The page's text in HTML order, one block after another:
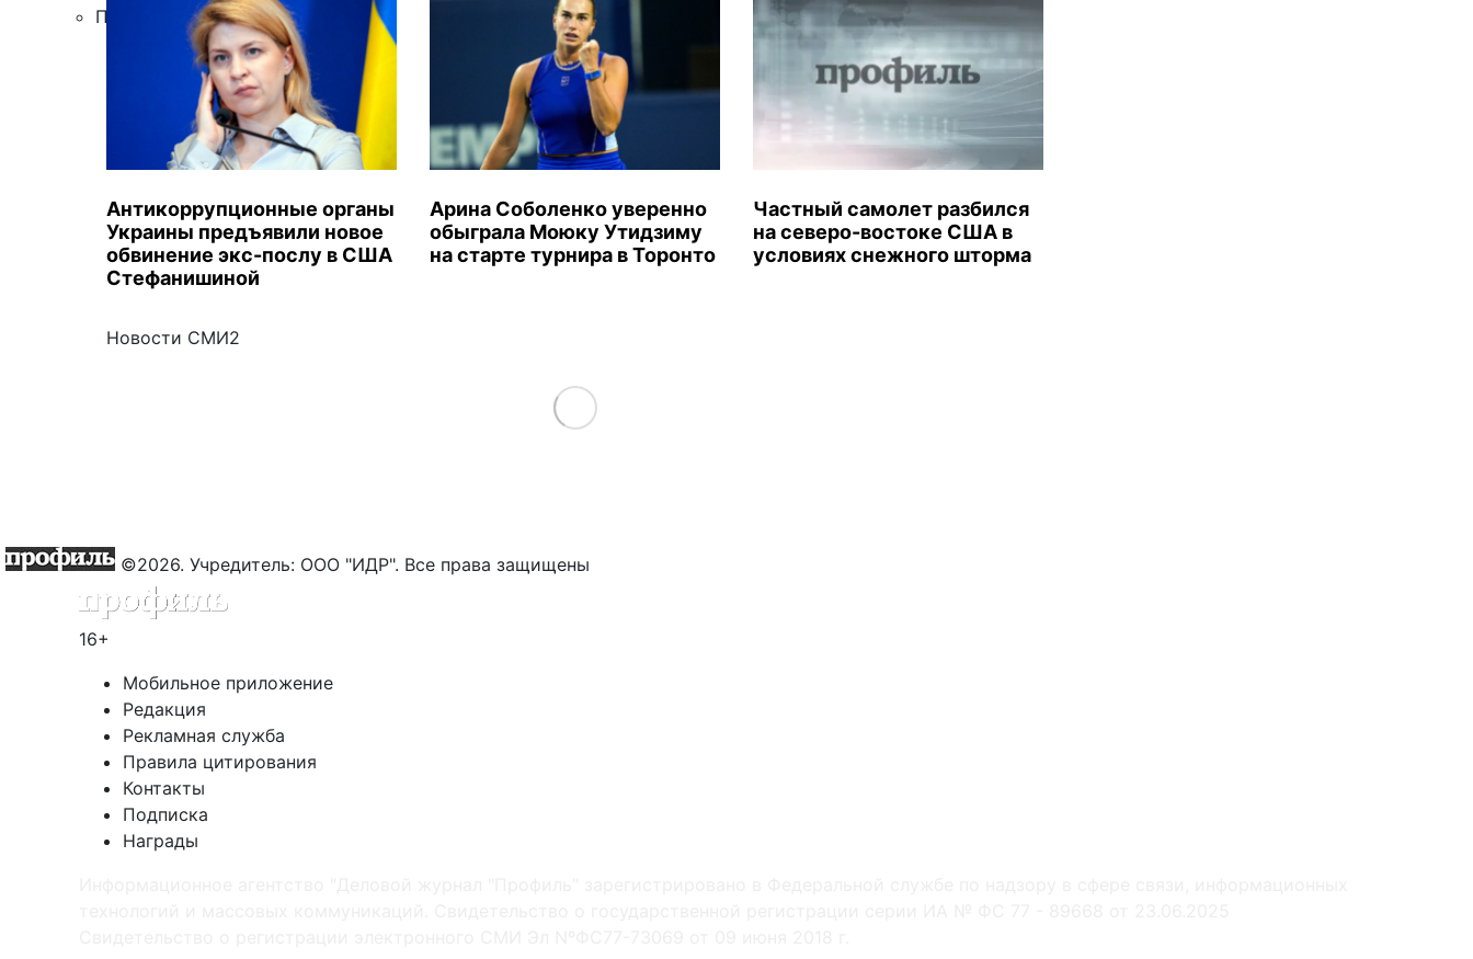
Подписка
Антикоррупционные органы
Украины предъявили новое
обвинение экс-послу в США
Стефанишиной
Арина Соболенко уверенно
обыграла Моюку Утидзиму
на старте турнира в Торонто
Частный самолет разбился
на северо-востоке США в
условиях снежного шторма
Новости СМИ2
Load More
©2026. Учредитель: ООО "ИДР". Все права защищены
16+
Мобильное приложение
Редакция
Рекламная служба
Правила цитирования
Контакты
Подписка
Награды